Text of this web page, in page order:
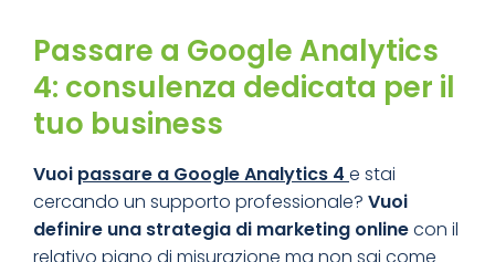
Passare a Google Analytics
4: consulenza dedicata per il
tuo business
Vuoi passare a Google Analytics 4 e stai
cercando un supporto professionale? Vuoi
definire una strategia di marketing onlinecon il
relativo piano di misurazione ma non sai come